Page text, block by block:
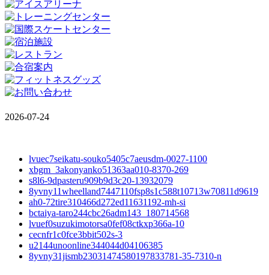
2026-07-24
lvuec7seikatu-souko5405c7aeusdm-0027-1100
xbgm_3akonyanko51363aa010-8370-269
s8l6-9dpasteru909b9d3c20-13932079
8yvny11wheelland7447110fsp8s1c588t10713w70811d9619
ah0-72tire310466d272ed11631192-mh-si
bctaiya-taro244cbc26adm143_180714568
lvuef0suzukimotorsa0fef08ctkxp366a-10
cecnfr1c0fce3bbit502s-3
u2144unoonline344044d04106385
8yvny31jismb23031474580197833781-35-7310-n